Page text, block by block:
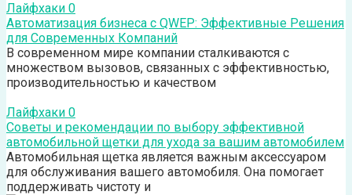
Лайфхаки 0
Автоматизация бизнеса с QWEP: Эффективные Решения
для Современных Компаний
В современном мире компании сталкиваются с
множеством вызовов, связанных с эффективностью,
производительностью и качеством
Лайфхаки 0
Советы и рекомендации по выбору эффективной
автомобильной щетки для ухода за вашим автомобилем
Автомобильная щетка является важным аксессуаром
для обслуживания вашего автомобиля. Она помогает
поддерживать чистоту и